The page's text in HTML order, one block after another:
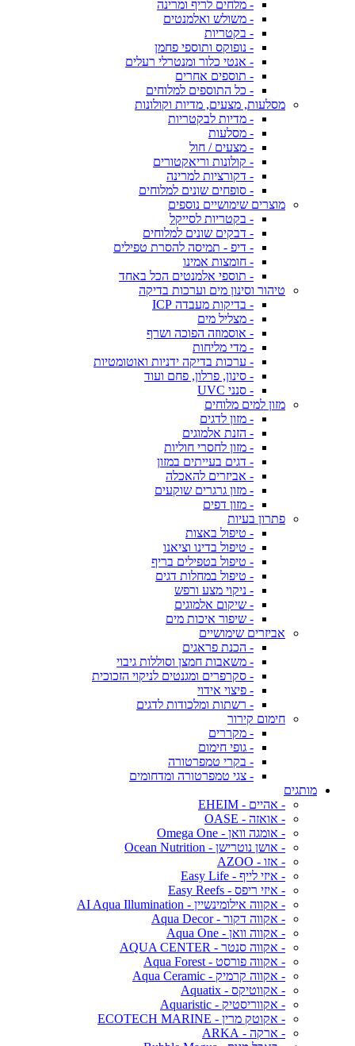
- מלחים לריף ומרינה
- משולש ואלמנטים
- בקטריות
- נופוקס ותוספי פחמן
- אנטי כלור ומנטרלי רעלים
- תוספים אחרים
- כל התוספים למלוחים
מסלעות, מצעים, מדיות וקולונות
- מדיות לבקטריות
- מסלעות
- מצעים / חול
- קולונות וריאקטורים
- דקורציות למרינה
- סופחים שונים למלוחים
מוצרים שימושיים נוספים
- בקטריות לסייקל
- דבקים שונים למלוחים
- דיפ - תמיסה להסרת טפילים
- חומצות אמינו
- תוספי אלמנטים הכל באחד
טיהור וסינון מים וערכות בדיקה
- בדיקות מעבדה ICP
- מצליל מים
- אוסמוזה הפוכה ושרף
- מדי מליחות
- ערכות בדיקה ידניות ואוטומטיות
- סינון, פרלון, פחם ועוד
- סנני UVC
מזון למים מלוחים
- מזון לדגים
- הזנת אלמוגים
- מזון לחסרי חוליות
- דגים בעייתים במזון
- אביזרים להאכלה
- מזון גרגרים שוקעים
- מזון דפים
פתרון בעיות
- טיפול באצות
- טיפול בדינו וציאנו
- טיפול בטפילים בריף
- טיפול במחלות דגים
- ניקוי מצע ורפש
- שיקום אלמוגים
- שיפור איכות מים
אביזרים שימושיים
- הכנת פראגים
- משאבות חמצן וסוללות גיבוי
- סקרפרים ומגנטים לניקוי הזכוכית
- פיצוי אידוי
- רשתות ומלכודות לדגים
חימום קירור
- מקררים
- גופי חימום
- בקרי טמפרטורה
- צגי טמפרטורה ומדחומים
מותגים
- אהיים - EHEIM
- אואזה - OASE
- אומגה וואן - Omega One
- אושן נוטרישן - Ocean Nutrition
- אזו - AZOO
- איזי לייף - Easy Life
- איזי ריפס - Easy Reefs
- אקווה אילומינשיין - AI Aqua Illumination
- אקווה דקור - Aqua Decor
- אקווה וואן - Aqua One
- אקווה סנטר - AQUA CENTER
- אקווה פורסט - Aqua Forest
- אקווה קרמיק - Aqua Ceramic
- אקווטיקס - Aquatix
- אקווריסטיק - Aquaristic
- אקוטק מרין - ECOTECH MARINE
- ארקה - ARKA